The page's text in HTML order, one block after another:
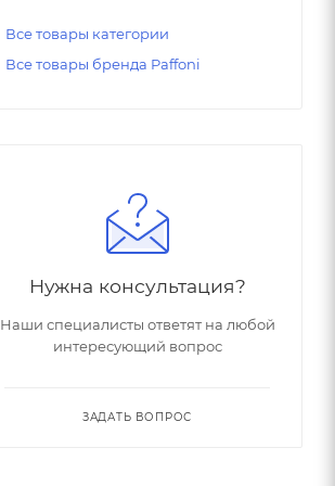
Все товары категории
Все товары бренда Paffoni
Нужна консультация?
Наши специалисты ответят на любой
интересующий вопрос
ЗАДАТЬ ВОПРОС